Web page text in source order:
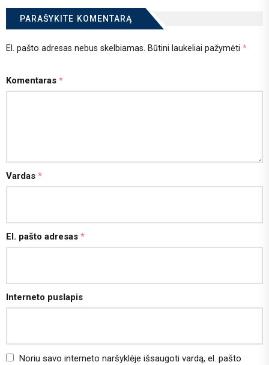
PARAŠYKITE KOMENTARĄ
El. pašto adresas nebus skelbiamas. Būtini laukeliai pažymėti *
Komentaras *
Vardas *
El. pašto adresas *
Interneto puslapis
Noriu savo interneto naršyklėje išsaugoti vardą, el. pašto